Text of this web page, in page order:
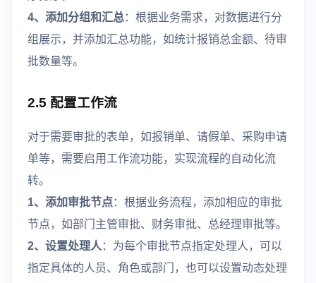
4、添加分组和汇总：根据业务需求，对数据进行分
组展示，并添加汇总功能，如统计报销总金额、待审
批数量等。
2.5 配置工作流
对于需要审批的表单，如报销单、请假单、采购申请
单等，需要启用工作流功能，实现流程的自动化流
转。
1、添加审批节点：根据业务流程，添加相应的审批
节点，如部门主管审批、财务审批、总经理审批等。
2、设置处理人 ：为每个审批节点指定处理人，可以
指定具体的人员、角色或部门，也可以设置动态处理